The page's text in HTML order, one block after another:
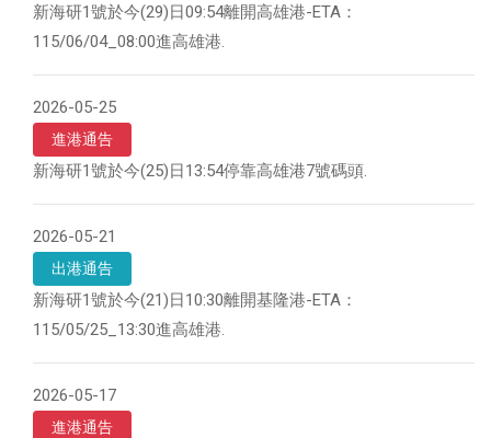
新海研1號於今(29)日09:54離開高雄港-ETA：
115/06/04_08:00進高雄港.
2026-05-25
進港通告
新海研1號於今(25)日13:54停靠高雄港7號碼頭.
2026-05-21
出港通告
新海研1號於今(21)日10:30離開基隆港-ETA：
115/05/25_13:30進高雄港.
2026-05-17
進港通告